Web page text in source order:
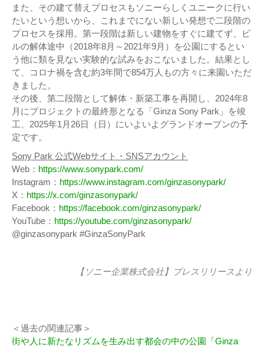
また、その建て替えプロセスもソニーらしくユニークに行い
たいという想いから、これまでにない新しい発想で二段階の
プロセスを採用。第一段階は新しい建物をすぐに建てず、ビ
ルの解体途中（2018年8月～2021年9月）を公園にするとい
う他に類を見ない実験的な試みをおこないました。結果とし
て、コロナ禍を含む約3年間で854万人もの方々に来園いただ
きました。
その後、第二段階として解体・新築工事を再開し、2024年8
月にプロジェクトの最終形となる「Ginza Sony Park」を竣
工、2025年1月26日（日）にいよいよグランドオープンの予
定です。
Sony Park 公式Webサイト・SNSアカウント
Web： https://www.sonypark.com/
Instagram： https://www.instagram.com/ginzasonypark/
X： https://x.com/ginzasonypark/
Facebook： https://facebook.com/ginzasonypark/
YouTube： https://youtube.com/ginzasonypark/
@ginzasonypark #GinzaSonyPark
【ソニー企業株式会社】 プレスリリース より
＜過去の関連記事＞
街や人に新たなリズムを生み出す都会の中の公園「Ginza